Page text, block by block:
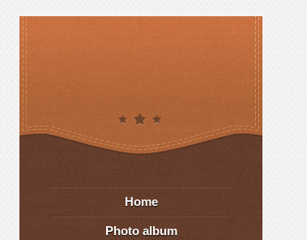
Home
Photo album